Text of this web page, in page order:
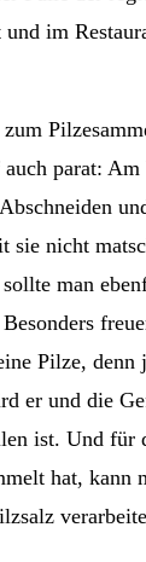
und im
parat: Am
sie nicht
man
Pilze, denn
er und die
ist. Und für
hat, kann